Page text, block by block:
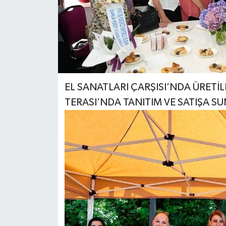
EL SANATLARI ÇARŞISI’NDA
TERASI’NDA TANITIM VE SATIŞA